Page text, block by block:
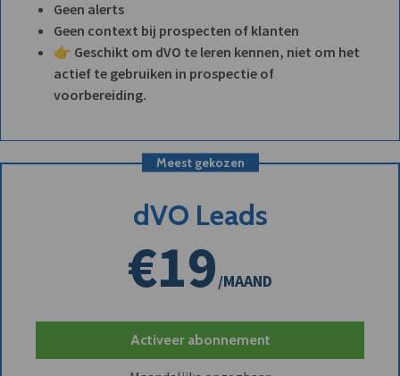
Geen alerts
Geen context bij prospecten of klanten
👉 Geschikt om dVO te leren kennen, niet om het
actief te gebruiken in prospectie of
voorbereiding.
Meest gekozen
dVO Leads
€19/MAAND
Activeer abonnement